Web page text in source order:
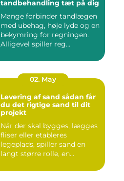
tandbehandling tæt på dig
Mange forbinder tandlægen
med ubehag, høje lyde og en
bekymring for regningen.
Alligevel spiller reg...
02. May
Levering af sand sådan får
du det rigtige sand til dit
projekt
Når der skal bygges, lægges
fliser eller etableres
legeplads, spiller sand en
langt større rolle, en...